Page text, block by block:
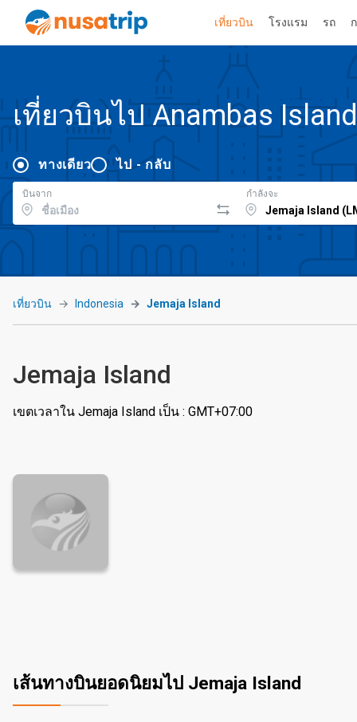
เที่ยวบิน โรงแรม รถ
เที่ยวบินไป Anambas
ทางเดียว ไป - กลับ
บินจาก กำลังจะ
เที่ยวบิน Indonesia Jemaja Island
Jemaja Island
เขตเวลาใน Jemaja Island เป็น : GMT+07:00
เส้นทางบินยอดนิยมไป Jemaja Island